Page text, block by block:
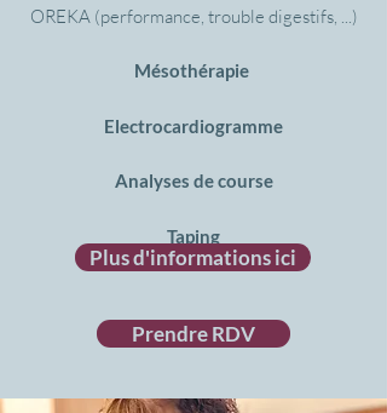
OREKA (performance, trouble digestifs, ...)
Mésothérapie
Electrocardiogramme
Analyses de course
Taping
Plus d'informations ici
Prendre RDV